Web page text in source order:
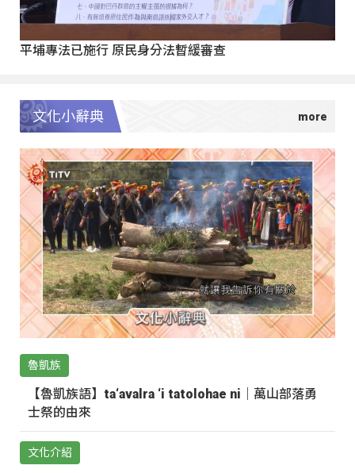
平埔專法已施行 原民身分法暫緩審查
文化小辭典
魯凱族
【魯凱族語】ta‘avalra ‘i tatolohae ni｜萬山部落勇
士祭的由來
文化介紹